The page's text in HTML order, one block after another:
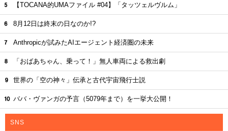
【TOCANA的UMAファイル #04】「タッツェルヴルム」
8月12日は終末の日なのか!?
Anthropicが試みたAIエージェント経済圏の未来
「おばあちゃん、乗って！」無人車両による救出劇
世界の「空の神々」伝承と古代宇宙飛行士説
ババ・ヴァンガの予言（5079年まで）を一挙大公開！
SNS